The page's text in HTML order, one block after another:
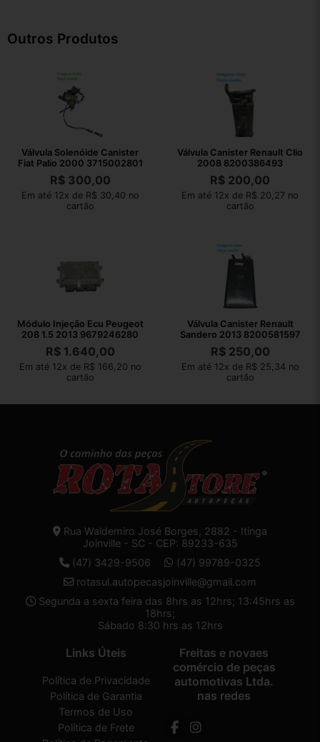
Outros Produtos
Válvula Solenóide Canister
Fiat Palio 2000 3715002801
R$300,00
Em até 12x de R$ 30,40 no
cartão
Válvula Canister Renault Clio
2008 8200386493
R$ 200,00
Em até 12x de R$ 20,27 no
cartão
Módulo Injeção Ecu Peugeot
208 1.5 2013 9679246280
R$1.640,00
Em até 12x de R$ 166,20 no
cartão
Válvula Canister Renault
Sandero 2013 8200581597
R$250,00
Em até 12x de R$ 25,34 no
cartão
Rua Waldemiro José Borges, 2882 - Itinga
Joinville - SC - CEP: 89233-635
(47) 3429-9506
(47) 99789-0325
rotasul.autopecasjoinville@gmail.com
Segunda a sexta feira das 8hrs as 12hrs; 13:45hrs as
18hrs;
Sábado 8:30 hrs as 12hrs
Links Úteis
Política de Privacidade
Política de Garantia
Termos de Uso
Política de Frete
Freitas e novaes
comércio de peças
automotivas Ltda.
nas redes